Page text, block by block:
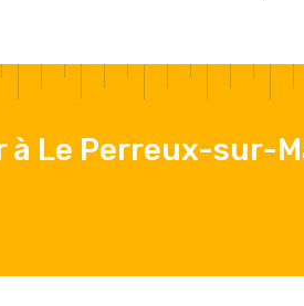
Le Perreux-sur-